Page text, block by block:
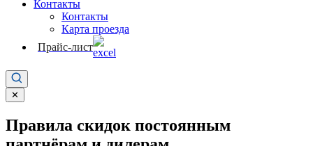
Контакты
Контакты
Карта проезда
Прайс-лист
✕
Правила скидок постоянным